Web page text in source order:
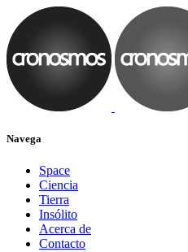
Navega
Space
Ciencia
Tierra
Insólito
Acerca de
Contacto